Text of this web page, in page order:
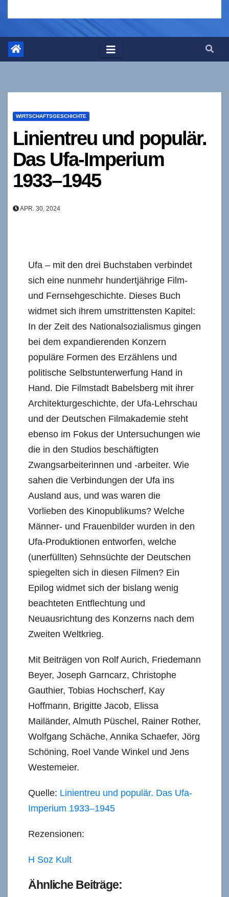
WIRTSCHAFTSGESCHICHTE
Linientreu und populär.
Das Ufa-Imperium
1933–1945
APR. 30, 2024
Ufa – mit den drei Buchstaben verbindet
sich eine nunmehr hundertjährige Film-
und Fernsehgeschichte. Dieses Buch
widmet sich ihrem umstrittensten Kapitel:
In der Zeit des Nationalsozialismus gingen
bei dem expandierenden Konzern
populäre Formen des Erzählens und
politische Selbstunterwerfung Hand in
Hand. Die Filmstadt Babelsberg mit ihrer
Architekturgeschichte, der Ufa-Lehrschau
und der Deutschen Filmakademie steht
ebenso im Fokus der Untersuchungen wie
die in den Studios beschäftigten
Zwangsarbeiterinnen und -arbeiter. Wie
sahen die Verbindungen der Ufa ins
Ausland aus, und was waren die
Vorlieben des Kinopublikums? Welche
Männer- und Frauenbilder wurden in den
Ufa-Produktionen entworfen, welche
(unerfüllten) Sehnsüchte der Deutschen
spiegelten sich in diesen Filmen? Ein
Epilog widmet sich der bislang wenig
beachteten Entflechtung und
Neuausrichtung des Konzerns nach dem
Zweiten Weltkrieg.
Mit Beiträgen von Rolf Aurich, Friedemann
Beyer, Joseph Garncarz, Christophe
Gauthier, Tobias Hochscherf, Kay
Hoffmann, Brigitte Jacob, Elissa
Mailänder, Almuth Püschel, Rainer Rother,
Wolfgang Schäche, Annika Schaefer, Jörg
Schöning, Roel Vande Winkel und Jens
Westemeier.
Quelle: Linientreu und populär. Das Ufa-
Imperium 1933–1945
Rezensionen:
H Soz Kult
Ähnliche Beiträge: